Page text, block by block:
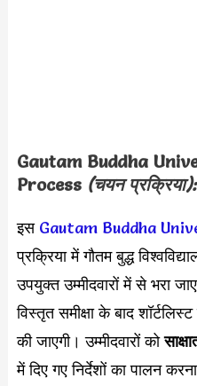
Gautam Buddha
Process (चयन
इस Gautam Buddha
प्रक्रिया में गौतम बुद्ध
उपयुक्त उम्मीदवारों में से भरा
विस्तृत समीक्षा के बाद
की जाएगी। उम्मीदवारों को
में दिए गए निर्देशों का पालन